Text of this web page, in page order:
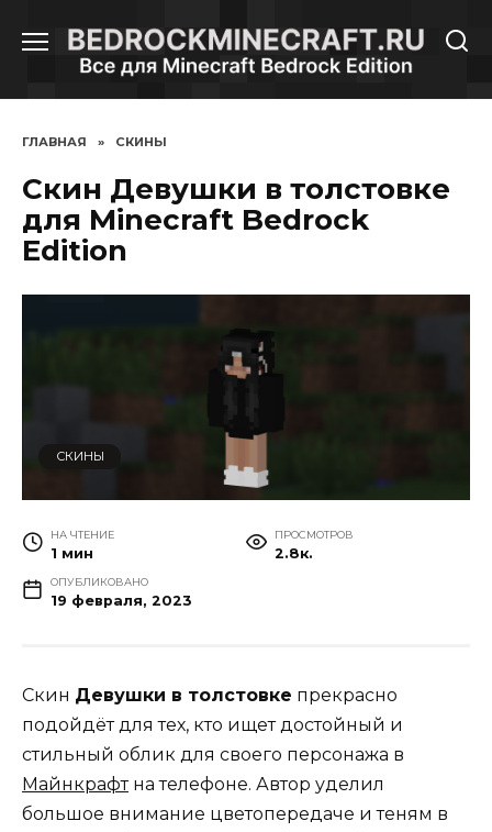
содержанию
ГЛАВНАЯ » СКИНЫ
Скин Девушки в толстовке
для Minecraft Bedrock
Edition
СКИНЫ
НА ЧТЕНИЕ
1 мин
ПРОСМОТРОВ
2.8к.
ОПУБЛИКОВАНО
19 февраля, 2023
Скин Девушки в толстовке прекрасно
подойдёт для тех, кто ищет достойный и
стильный облик для своего персонажа в
Майнкрафтна телефоне. Автор уделил
большое внимание цветопередаче и теням в